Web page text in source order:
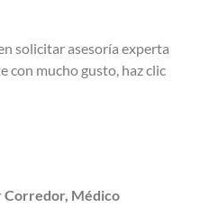
solicitar asesoría experta
con mucho gusto, haz clic
Corredor, Médico